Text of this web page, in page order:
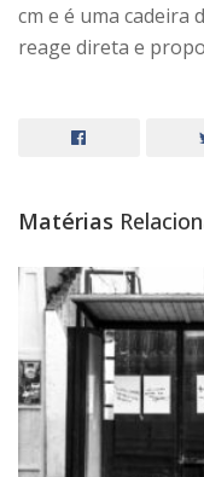
cm e é uma cadeira
reage direta e
Matérias